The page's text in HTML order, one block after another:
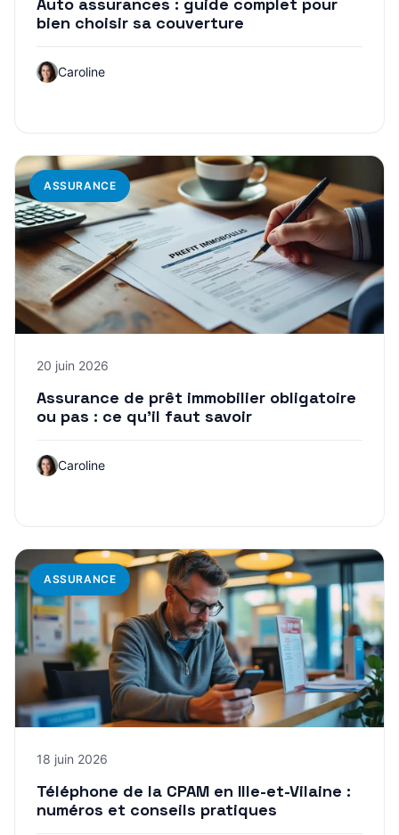
bien choisir sa couverture
Caroline
ASSURANCE
20 juin 2026
Assurance de prêt immobilier obligatoire
ou pas : ce qu’il faut savoir
Caroline
ASSURANCE
18 juin 2026
Téléphone de la CPAM en Ille-et-Vilaine :
numéros et conseils pratiques